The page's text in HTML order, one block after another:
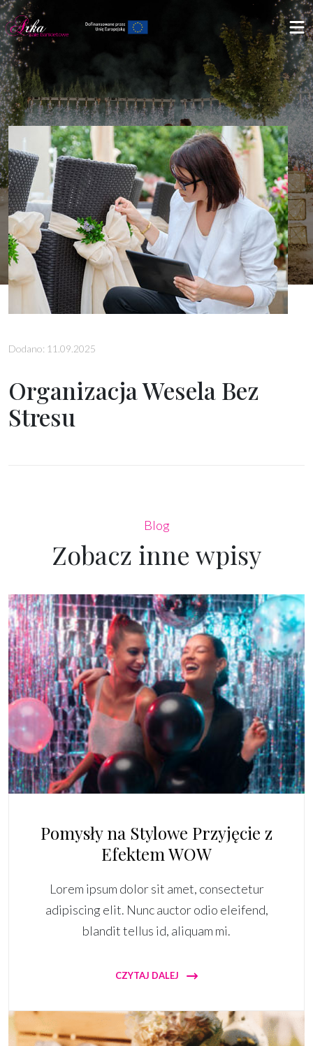
Dodano: 11.09.2025
Organizacja Wesela Bez
Stresu
Blog
Zobacz inne wpisy
Pomysły na Stylowe Przyjęcie z
Efektem WOW
Lorem ipsum dolor sit amet, consectetur
adipiscing elit. Nunc auctor odio eleifend,
blandit tellus id, aliquam mi.
CZYTAJ DALEJ